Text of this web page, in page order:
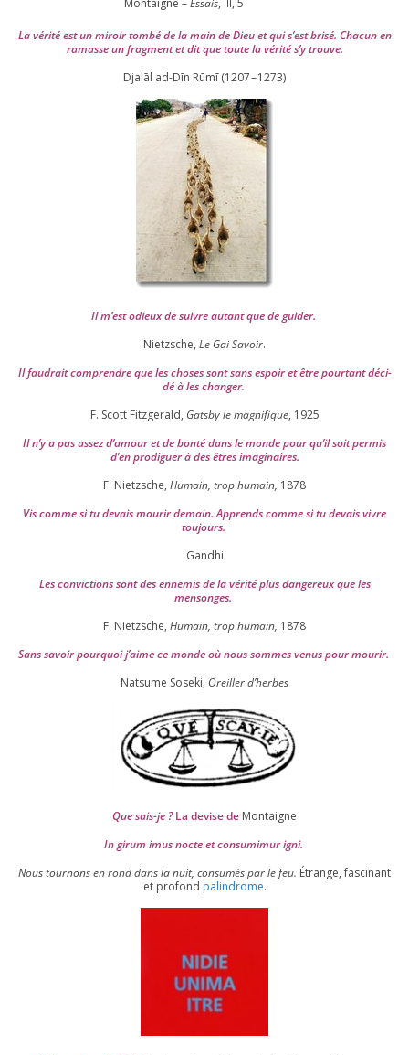
Montaigne –Essais, , 5
La véri­té est un miroir tom­bé de la main de Dieu et qui s’est bri­sé. Chacun en
ramasse un frag­ment et dit que toute la véri­té s’y trouve.
Djalāl ad-Dīn Rūmī (1207–1273)
Il m’est odieux de suivre autant que de gui­der.
Nietzsche, Le Gai Savoir.
Il fau­drait com­prendre que les choses sont sans espoir et être pour­tant déci­
dé à les chan­ger.
F. Scott Fitzgerald, Gatsby le magni­fique, 1925
Il n’y a pas assez d’a­mour et de bon­té dans le monde pour qu’il soit per­mis
d’en pro­di­guer à des êtres imaginaires.
F. Nietzsche, Humain, trop humain, 1878
Vis comme si tu devais mou­rir demain. Apprends comme si tu devais vivre
toujours.
Gandhi
Les convic­tions sont des enne­mis de la véri­té plus dan­ge­reux que les
mensonges.
F. Nietzsche, Humain, trop humain, 1878
Sans savoir pour­quoi j’aime ce monde où nous sommes venus pour mourir.
Natsume Soseki, Oreiller d’herbes
Que sais-je ?La devise de Montaigne
In girum imus nocte et consu­mi­mur igni.
Nous tour­nons en rond dans la nuit, consu­més par le feu. Étrange, fas­ci­nant
et pro­fond palin­drome.